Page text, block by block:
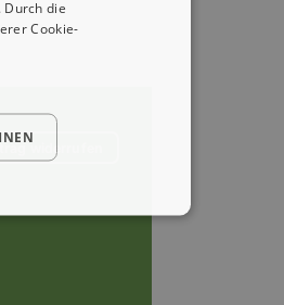
die
Cookie-